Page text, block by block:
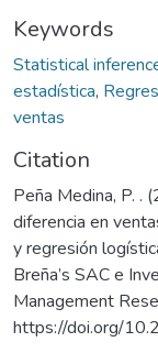
Keywords
Statistical
estadística,
ventas
Citation
Peña Medina, P. .
diferencia en
y regresión
Breña’s SAC e
Management
https://doi.org/